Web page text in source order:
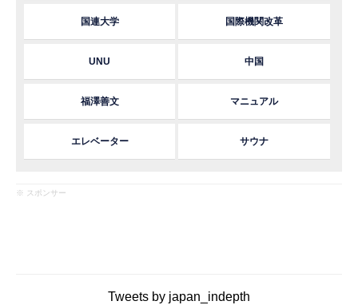
国連大学 国際機関改革
UNU 中国
福澤善文 マニュアル
エレベーター サウナ
※ スポンサー
Tweets by japan_indepth